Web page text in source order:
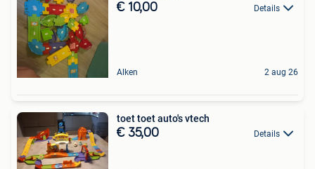
€ 10,00 Details
Alken 2 aug 26
toet toet auto's vtech
€ 35,00 Details